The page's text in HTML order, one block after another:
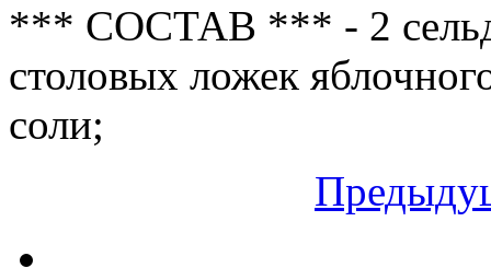
*** СОСТАВ *** - 2
столовых ложек
соли;